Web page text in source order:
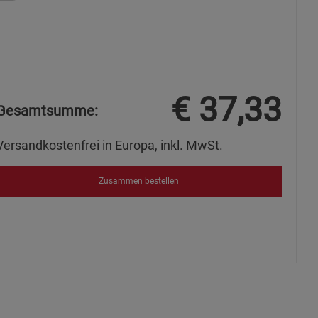
€ 37,33
in Europa, inkl. MwSt.
Zusammen bestellen